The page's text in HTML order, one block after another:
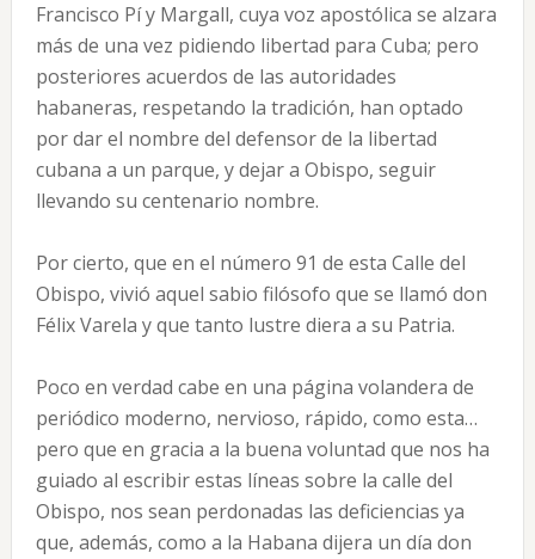
Francisco Pí y Margall, cuya voz apostólica se alzara
más de una vez pidiendo libertad para Cuba; pero
posteriores acuerdos de las autoridades
habaneras, respetando la tradición, han optado
por dar el nombre del defensor de la libertad
cubana a un parque, y dejar a Obispo, seguir
llevando su centenario nombre.
Por cierto, que en el número 91 de esta Calle del
Obispo, vivió aquel sabio filósofo que se llamó don
Félix Varela y que tanto lustre diera a su Patria.
Poco en verdad cabe en una página volandera de
periódico moderno, nervioso, rápido, como esta…
pero que en gracia a la buena voluntad que nos ha
guiado al escribir estas líneas sobre la calle del
Obispo, nos sean perdonadas las deficiencias ya
que, además, como a la Habana dijera un día don